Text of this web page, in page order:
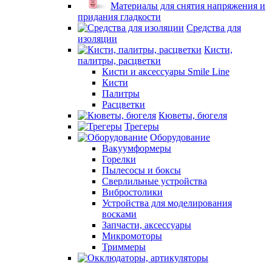
Материалы для снятия напряжения и
придания гладкости
Средства для
изоляции
Кисти,
палитры, расцветки
Кисти и аксессуары Smile Line
Кисти
Палитры
Расцветки
Кюветы, бюгеля
Трегеры
Оборудование
Вакуумформеры
Горелки
Пылесосы и боксы
Сверлильные устройства
Вибростолики
Устройства для моделирования
восками
Запчасти, аксессуары
Микромоторы
Триммеры